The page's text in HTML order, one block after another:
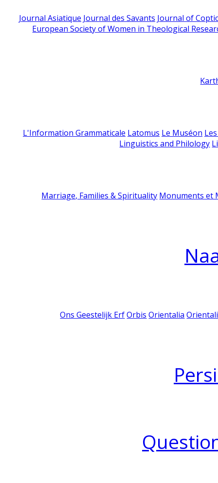
Journal Asiatique Journal des Savants Journal of
European Society of Women in Theological
L'Information Grammaticale Latomus Le Muséon
Linguistics and Philology
Marriage, Families & Spirituality Monuments et
Ons Geestelijk Erf Orbis Orientalia